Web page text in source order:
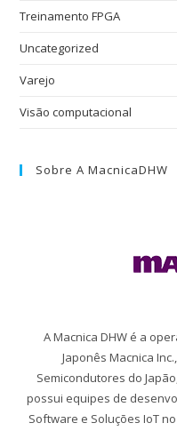
Treinamento FPGA
Uncategorized
Varejo
Visão computacional
Sobre A MacnicaDHW
A Macnica DHW é a
Japonês Macnica
Semicondutores do
possui equipes de
Software e Soluções IoT